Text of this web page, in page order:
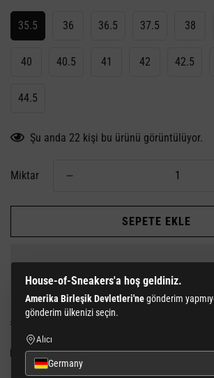
35.5 36 36.5 37.5 38
40 40.5 41 42 42.5
44.5
Şu anda 22 kişi bu ürünü görüntülüyor.
Miktar
SEPETE EKLE
250 € üzeri tüm siparişlerde
Yaşınızı
House-of-Sneakers'a hoş geldiniz.
Amerika Birleşik Devletleri'negönderim
gönderim ülkenizi seçin.
Alıcı
Germany